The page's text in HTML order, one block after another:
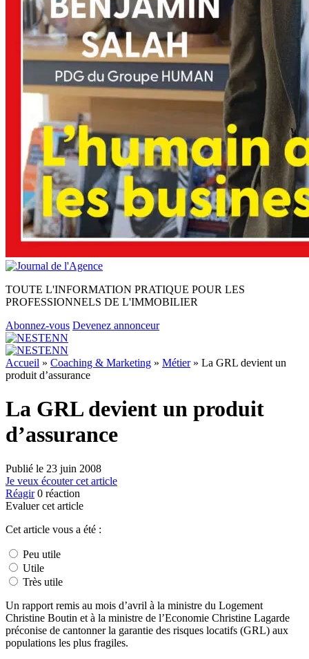
TOUTE L'INFORMATION PRATIQUE POUR LES
PROFESSIONNELS DE L'IMMOBILIER
Abonnez-vous Devenez annonceur
Accueil » Coaching & Marketing » Métier» La GRL devient un
produit d’assurance
La GRL devient un produit
d’assurance
Publié le 23 juin 2008
Je veux écouter cet article
Réagir 0 réaction
Evaluer cet article
Cet article vous a été :
Peu utile
Utile
Très utile
Un rapport remis au mois d’avril à la ministre du Logement
Christine Boutin et à la ministre de l’Economie Christine Lagarde
préconise de cantonner la garantie des risques locatifs (GRL) aux
populations les plus fragiles.